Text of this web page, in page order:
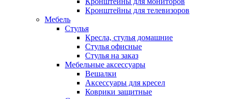
Кронштейны для телевизоров
Мебель
Стулья
Кресла, стулья домашние
Стулья офисные
Стулья на заказ
Мебельные аксессуары
Вешалки
Аксессуары для кресел
Коврики защитные